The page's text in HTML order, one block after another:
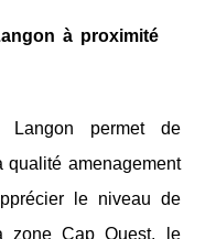
à proximité
Langon permet de
qualité amenagement
le niveau de
zone Cap Ouest, le